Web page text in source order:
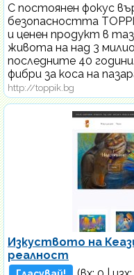
С постоянен фокус
безопасността
и ценен продукт в
живота на над 3
последните 40
фибри за коса на
http://toppik.bg
Изкуството на
реалност